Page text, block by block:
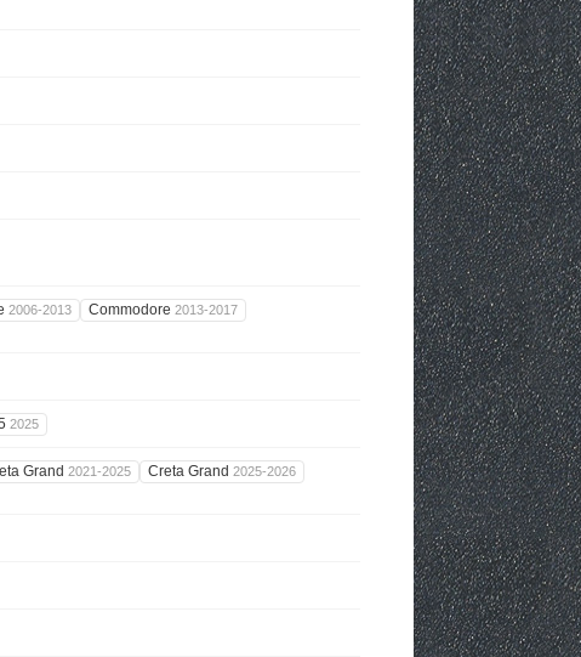
2006-2013 Commodore 2013-2017
2025
Grand 2021-2025 Creta Grand 2025-2026